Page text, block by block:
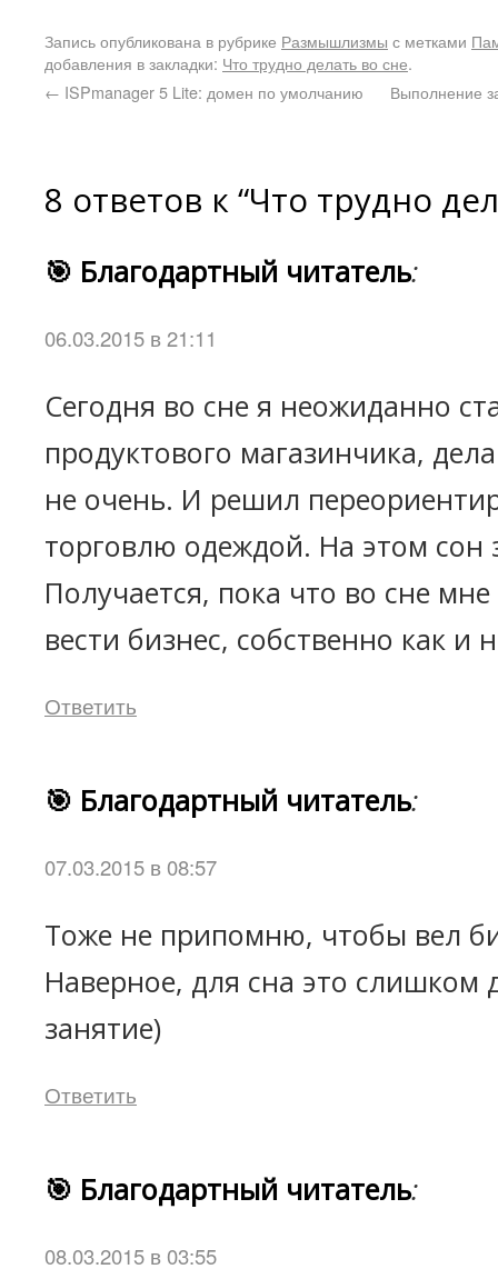
Запись опубликована в рубрике Размышлизмы с метками
добавления в закладки: Что трудно делать во сне.
← ISPmanager 5 Lite: домен по умолчанию Выполнение
8 ответов к “Что трудно
🎯 Благодартный читатель:
06.03.2015 в 21:11
Сегодня во сне я неожиданно
продуктового магазинчика,
не очень. И решил
торговлю одеждой. На этом сон
Получается, пока что во сне
вести бизнес, собственно как и
Ответить
🎯 Благодартный читатель:
07.03.2015 в 08:57
Тоже не припомню, чтобы вел
Наверное, для сна это слишком
занятие)
Ответить
🎯 Благодартный читатель:
08.03.2015 в 03:55